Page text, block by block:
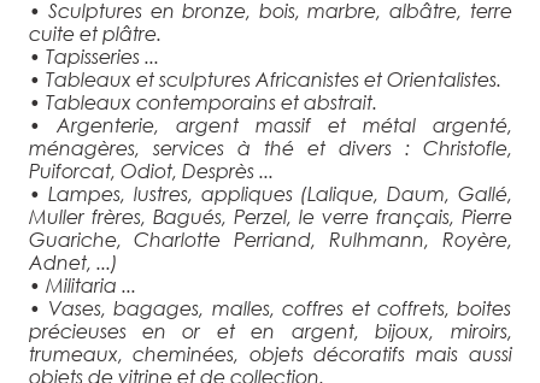
• Sculptures en bronze, bois, marbre, albâtre, terre
cuite et plâtre.
• Tapisseries ...
• Tableaux et sculptures Africanistes et Orientalistes.
• Tableaux contemporains et abstrait.
• Argenterie, argent massif et métal argenté,
ménagères, services à thé et divers : Christofle,
Puiforcat, Odiot, Desprès ...
• Lampes, lustres, appliques (Lalique, Daum, Gallé,
Muller frères, Bagués, Perzel, le verre français, Pierre
Guariche, Charlotte Perriand, Rulhmann, Royère,
Adnet, ...)
• Militaria ...
• Vases, bagages, malles, coffres et coffrets, boites
précieuses en or et en argent, bijoux, miroirs,
trumeaux, cheminées, objets décoratifs mais aussi
objets de vitrine et de collection.